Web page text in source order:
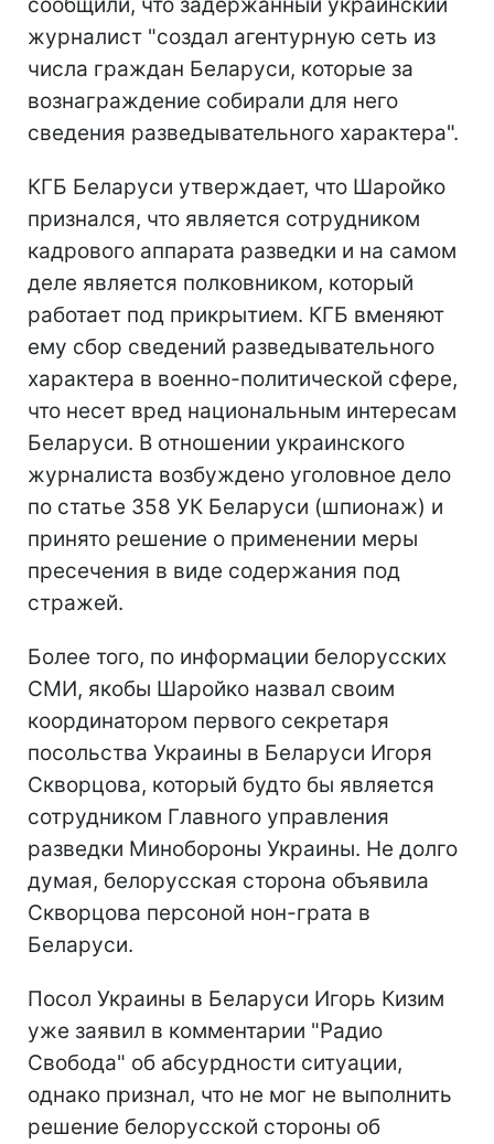
журналист "создал агентурную сеть из
числа граждан Беларуси, которые за
вознаграждение собирали для него
сведения разведывательного характера".
КГБ Беларуси утверждает, что Шаройко
признался, что является сотрудником
кадрового аппарата разведки и на самом
деле является полковником, который
работает под прикрытием. КГБ вменяют
ему сбор сведений разведывательного
характера в военно-политической сфере,
что несет вред национальным интересам
Беларуси. В отношении украинского
журналиста возбуждено уголовное дело
по статье 358 УК Беларуси (шпионаж) и
принято решение о применении меры
пресечения в виде содержания под
стражей.
Более того, по информации белорусских
СМИ, якобы Шаройко назвал своим
координатором первого секретаря
посольства Украины в Беларуси Игоря
Скворцова, который будто бы является
сотрудником Главного управления
разведки Минобороны Украины. Не долго
думая, белорусская сторона объявила
Скворцова персоной нон-грата в
Беларуси.
Посол Украины в Беларуси Игорь Кизим
уже заявил в комментарии "Радио
Свобода" об абсурдности ситуации,
однако признал, что не мог не выполнить
решение белорусской стороны об